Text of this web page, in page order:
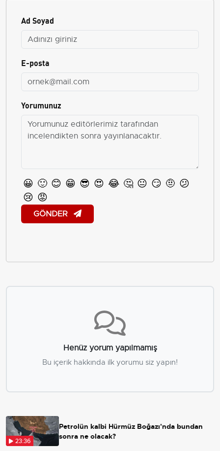
Ad Soyad
E-posta
Yorumunuz
😀 🙂 😊 😁 😎 😍 😂 🤔 😐 😏 🤨 😕
😢 😡
GÖNDER
Henüz yorum yapılmamış
Bu içerik hakkında ilk yorumu siz yapın!
23:36
Petrolün kalbi Hürmüz Boğazı'nda bundan
sonra ne olacak?